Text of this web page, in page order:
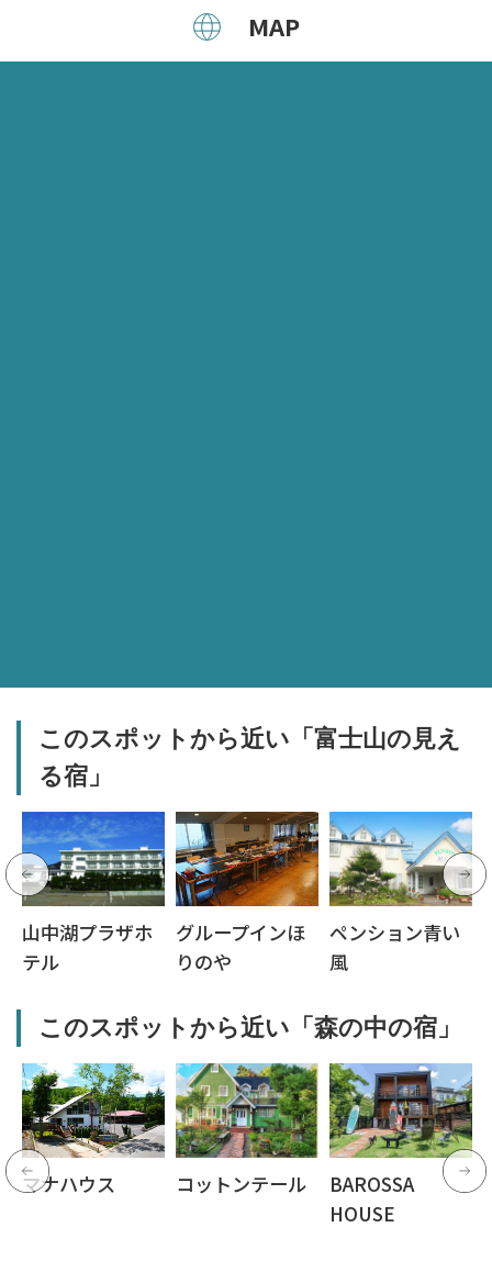
MAP
このスポットから近い「富士山の見え
る宿」
山中湖プラザホ
テル
グループインほ
りのや
ペンション青い
風
このスポットから近い「森の中の宿」
マナハウス コットンテール
BAROSSA
HOUSE